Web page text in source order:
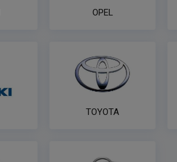
OPEL
TOYOTA